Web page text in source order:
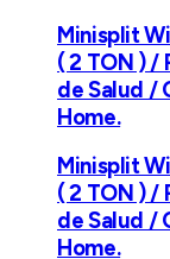
Minisplit
( 2 TON ) /
de Salud /
Home.
Minisplit
( 2 TON ) /
de Salud /
Home.